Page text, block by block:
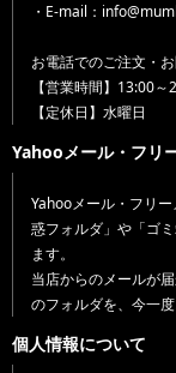
・E-mail：
お電話でのご注文・
【営業時間】13:00～
【定休日】水曜日
Yahooメール・フリ
Yahooメール・フリ
惑フォルダ」や「ゴ
ます。
当店からのメールが
のフォルダを、今一
個人情報について